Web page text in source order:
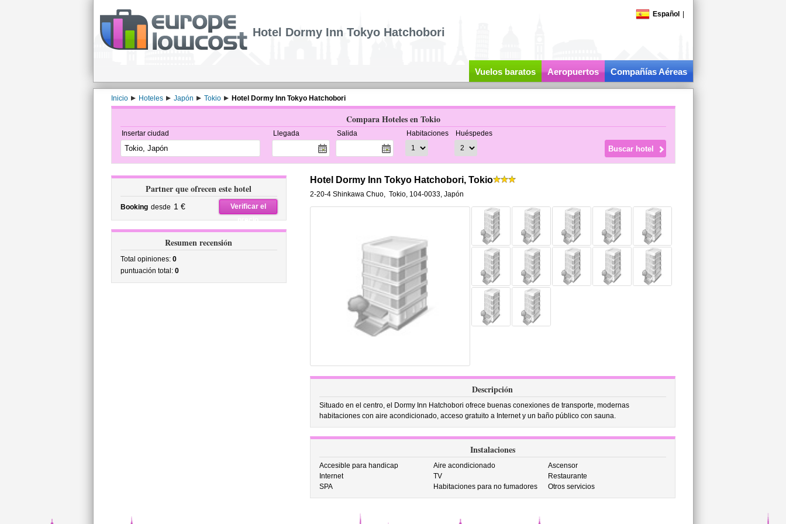
Español
Hotel Dormy Inn Tokyo Hatchobori
Vuelos baratos Aeropuertos Compañías Aéreas
Inicio Hoteles Japón Tokio Hotel Dormy Inn Tokyo Hatchobori
Compara Hoteles en Tokio
Insertar ciudad Llegada Salida Habitaciones Huéspedes
Partner que ofrecen este hotel
Booking desde 1 €
Verificar el
precio
Resumen recensión
Total opiniones: 0
puntuación total: 0
Hotel Dormy Inn Tokyo Hatchobori, Tokio
2-20-4 Shinkawa Chuo, Tokio, 104-0033, Japón
Descripción
Situado en el centro, el Dormy Inn Hatchobori ofrece buenas conexiones de transporte, modernas
habitaciones con aire acondicionado, acceso gratuito a Internet y un baño público con sauna.
Instalaciones
Accesible para handicap Aire acondicionado
Ascensor
Internet
TV
Restaurante
SPA
Habitaciones para no fumadores Otros servicios